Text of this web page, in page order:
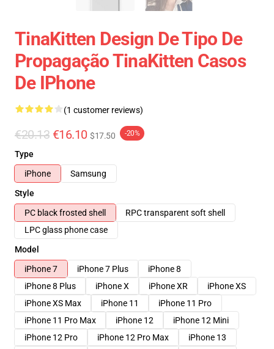
TinaKitten Design De Tipo De
Propagação TinaKitten Casos
De IPhone
(1 customer reviews)
€20.13 €16.10 $17.50 -20%
Type
iPhone
Samsung
Style
PC black frosted shell
RPC transparent soft shell
LPC glass phone case
Model
iPhone 7
iPhone 7 Plus
iPhone 8
iPhone 8 Plus
iPhone X iPhone XR
iPhone XS
iPhone XS Max
iPhone 11
iPhone 11 Pro
iPhone 11 Pro Max
iPhone 12
iPhone 12 Mini
iPhone 12 Pro
iPhone 12 Pro Max
iPhone 13